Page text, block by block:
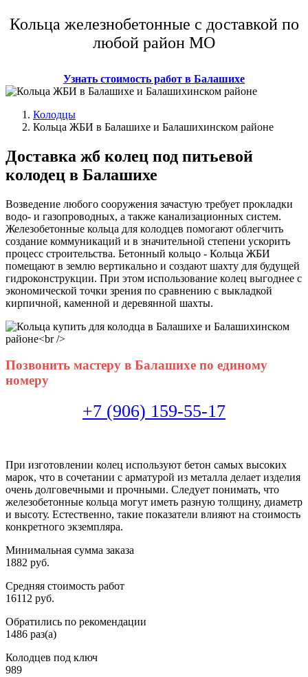
Кольца железнобетонные с доставкой по
любой район МО
Узнать стоимость работ в Балашихе
Колодцы
Кольца ЖБИ в Балашихе и Балашихинском районе
Доставка жб колец под питьевой
колодец в Балашихе
Возведение любого сооружения зачастую требует прокладки
водо- и газопроводных, а также канализационных систем.
Железобетонные кольца для колодцев помогают облегчить
создание коммуникаций и в значительной степени ускорить
процесс строительства. Бетонный кольцо - Кольца ЖБИ
помещают в землю вертикально и создают шахту для будущей
гидроконструкции. При этом использование колец выгоднее с
экономической точки зрения по сравнению с выкладкой
кирпичной, каменной и деревянной шахты.
Позвонить мастеру в Балашихе по единому
номеру
+7 (906) 159-55-17
При изготовлении колец используют бетон самых высоких
марок, что в сочетании с арматурой из металла делает изделия
очень долговечными и прочными. Следует понимать, что
железобетонные кольца могут иметь разную толщину, диаметр
и высоту. Естественно, такие показатели влияют на стоимость
конкретного экземпляра.
Минимальная сумма заказа
1882 руб.
Средняя стоимость работ
16112 руб.
Обратились по рекомендации
1486 раз(а)
Колодцев под ключ
989